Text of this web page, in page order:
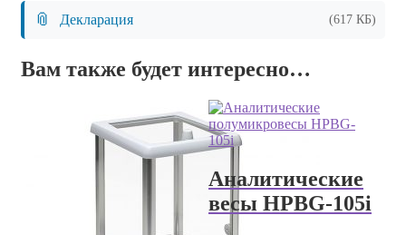
📎 Декларация (617 КБ)
Вам также будет интересно…
Аналитические
весы HPBG-105i